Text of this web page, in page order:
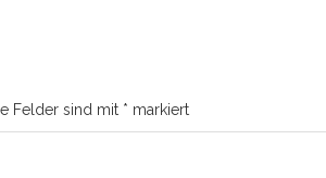
Felder sind mit * markiert